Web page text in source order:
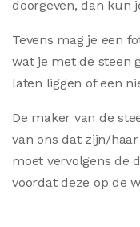
doorgeven, dan kun
Tevens mag je een
wat je met de steen
laten liggen of een
De maker van de
van ons dat zijn/
moet vervolgens de
voordat deze op de